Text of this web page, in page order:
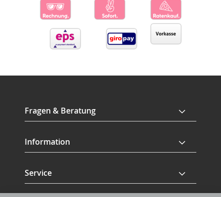
Fragen & Beratung
Information
Service